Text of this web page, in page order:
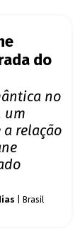
do
no
um
relação
| Brasil